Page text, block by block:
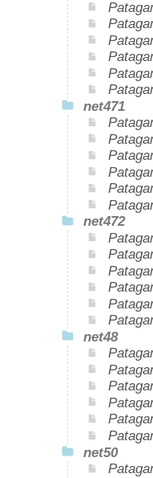
net471
net472
net48
net50